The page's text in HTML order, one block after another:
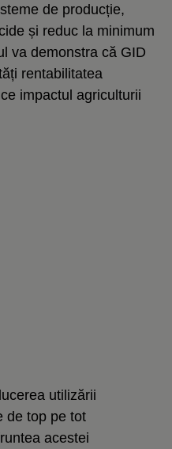
de producție,
și reduc la minimum
va demonstra că GID
rentabilitatea
impactul agriculturii
utilizării
de top pe tot
acestei